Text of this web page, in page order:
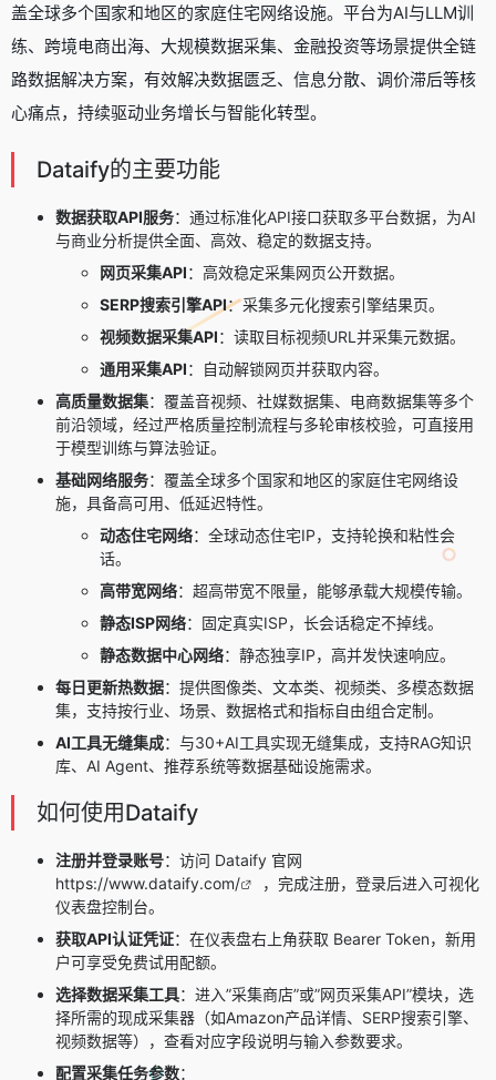
盖全球多个国家和地区的家庭住宅网络设施。平台为AI与LLM训
练、跨境电商出海、大规模数据采集、金融投资等场景提供全链
路数据解决方案，有效解决数据匮乏、信息分散、调价滞后等核
心痛点，持续驱动业务增长与智能化转型。
Dataify的主要功能
数据获取API服务：通过标准化API接口获取多平台数据，为AI
与商业分析提供全面、高效、稳定的数据支持。
网页采集API：高效稳定采集网页公开数据。
SERP搜索引擎API：采集多元化搜索引擎结果页。
视频数据采集API：读取目标视频URL并采集元数据。
通用采集API：自动解锁网页并获取内容。
高质量数据集：覆盖音视频、社媒数据集、电商数据集等多个
前沿领域，经过严格质量控制流程与多轮审核校验，可直接用
于模型训练与算法验证。
基础网络服务：覆盖全球多个国家和地区的家庭住宅网络设
施，具备高可用、低延迟特性。
动态住宅网络：全球动态住宅IP，支持轮换和粘性会
话。
高带宽网络：超高带宽不限量，能够承载大规模传输。
静态ISP网络：固定真实ISP，长会话稳定不掉线。
静态数据中心网络：静态独享IP，高并发快速响应。
每日更新热数据：提供图像类、文本类、视频类、多模态数据
集，支持按行业、场景、数据格式和指标自由组合定制。
AI工具无缝集成：与30+AI工具实现无缝集成，支持RAG知识
库、AI Agent、推荐系统等数据基础设施需求。
如何使用Dataify
注册并登录账号：访问 Dataify 官网
https://www.dataify.com/
，完成注册，登录后进入可视化
仪表盘控制台。
获取API认证凭证：在仪表盘右上角获取 Bearer Token，新用
户可享受免费试用配额。
选择数据采集工具：进入”采集商店”或”网页采集API”模块，选
择所需的现成采集器（如Amazon产品详情、SERP搜索引擎、
视频数据等），查看对应字段说明与输入参数要求。
配置采集任务参数：